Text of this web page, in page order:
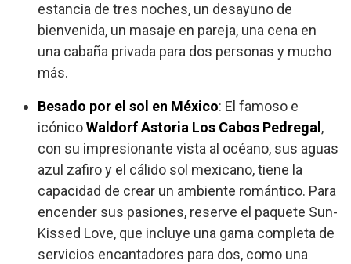
estancia de tres noches, un desayuno de
bienvenida, un masaje en pareja, una cena en
una cabaña privada para dos personas y mucho
más.
Besado por el sol en México: El famoso e
icónicoWaldorf Astoria Los Cabos Pedregal ,
con su impresionante vista al océano, sus aguas
azul zafiro y el cálido sol mexicano, tiene la
capacidad de crear un ambiente romántico. Para
encender sus pasiones, reserve el paquete Sun-
Kissed Love, que incluye una gama completa de
servicios encantadores para dos, como una